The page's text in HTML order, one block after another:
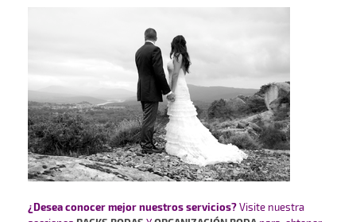
¿Desea conocer mejor nuestros servicios? Visite nuestra